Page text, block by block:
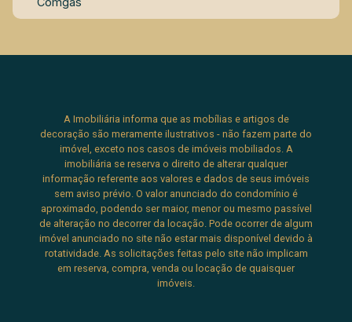
A Imobiliária informa que as mobílias e artigos de
decoração são meramente ilustrativos - não fazem parte do
imóvel, exceto nos casos de imóveis mobiliados. A
imobiliária se reserva o direito de alterar qualquer
informação referente aos valores e dados de seus imóveis
sem aviso prévio. O valor anunciado do condomínio é
aproximado, podendo ser maior, menor ou mesmo passível
de alteração no decorrer da locação. Pode ocorrer de algum
imóvel anunciado no site não estar mais disponível devido à
rotatividade. As solicitações feitas pelo site não implicam
em reserva, compra, venda ou locação de quaisquer
imóveis.